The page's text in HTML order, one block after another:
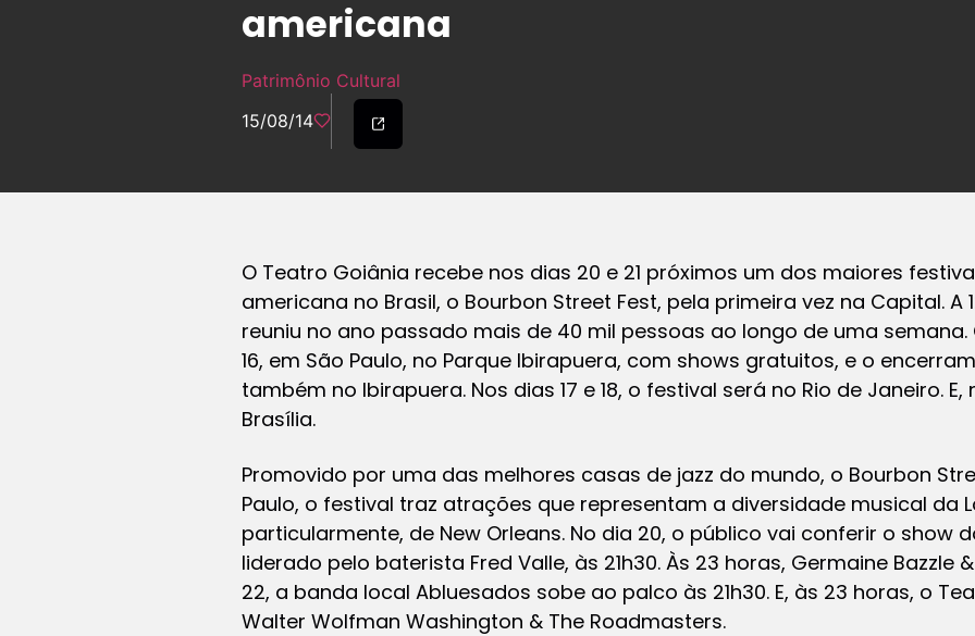
americana
Patrimônio Cultural
15/08/14
O Teatro Goiânia recebe nos dias 20 e 21 próximos um dos maiores
americana no Brasil, o Bourbon Street Fest, pela primeira vez na Capital. A
reuniu no ano passado mais de 40 mil pessoas ao longo de uma
16, em São Paulo, no Parque Ibirapuera, com shows gratuitos, e o
também no Ibirapuera. Nos dias 17 e 18, o festival será no Rio de Janeiro. E,
Brasília.
Promovido por uma das melhores casas de jazz do mundo, o Bourbon
Paulo, o festival traz atrações que representam a diversidade musical da
particularmente, de New Orleans. No dia 20, o público vai conferir o show
liderado pelo baterista Fred Valle, às 21h30. Às 23 horas, Germaine Bazzle
22, a banda local Abluesados sobe ao palco às 21h30. E, às 23 horas, o
Walter Wolfman Washington & The Roadmasters.